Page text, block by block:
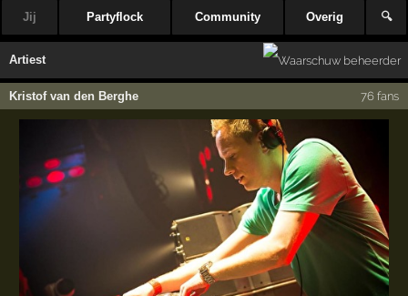
Jij Partyflock Community Overig 🔍
Artiest
Kristof van den Berghe 76 fans